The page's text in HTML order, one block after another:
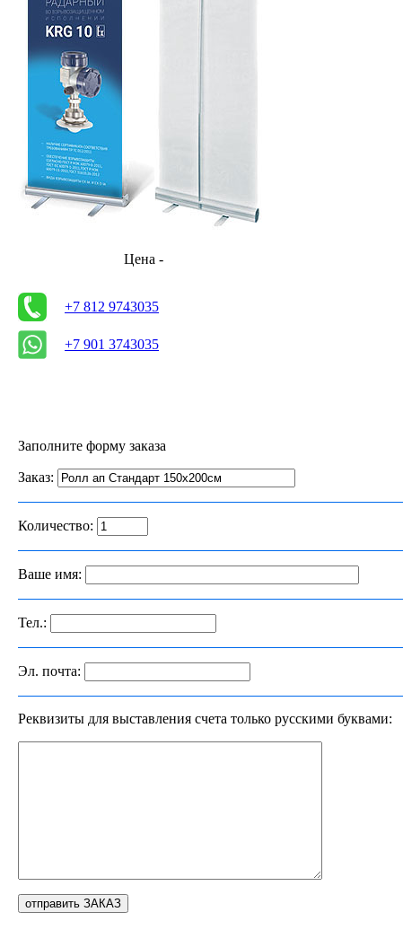
Цена -
+7 812 9743035
+7 901 3743035
Заполните форму заказа
Заказ:
Количество:
Ваше имя:
Тел.:
Эл. почта:
Реквизиты для выставления счета только русскими буквами: